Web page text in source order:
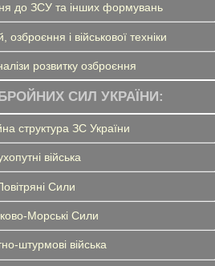
до ЗСУ та інших формувань
озброєння і військової техніки
розвитку озброєння
СИЛ УКРАЇНИ:
структура ЗС України
війська
Сили
Морські Сили
штурмові війська